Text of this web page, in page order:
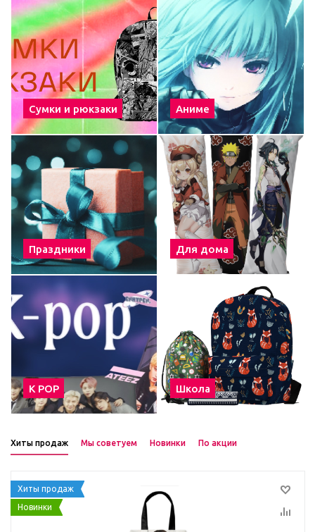
Сумки и рюкзаки Аниме
Праздники Для дома
К POP Школа
Хиты продаж Мы советуем Новинки По акции
Хиты продаж
Новинки